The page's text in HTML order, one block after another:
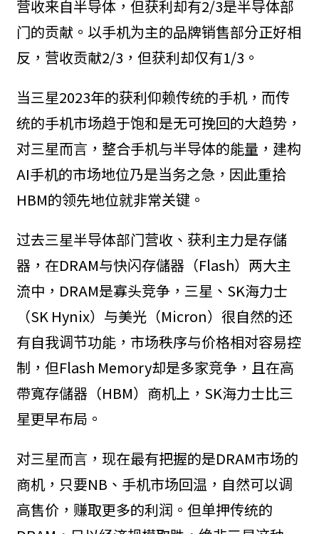
营收来自半导体，但获利却有2/3是半导体部
门的贡献。以手机为主的品牌销售部分正好相
反，营收贡献2/3，但获利却仅有1/3。
当三星2023年的获利仰赖传统的手机，而传
统的手机市场趋于饱和是无可挽回的大趋势，
对三星而言，整合手机与半导体的能量，建构
AI手机的市场地位乃是当务之急，因此重拾
HBM的领先地位就非常关键。
过去三星半导体部门营收、获利主力是存儲
器，在DRAM与快闪存儲器（Flash）两大主
流中，DRAM是寡头竞争，三星、SK海力士
（SK Hynix）与美光（Micron）很自然的还
有自我调节功能，市场秩序与价格相对容易控
制，但Flash Memory却是多家竞争，且在高
帶寬存儲器（HBM）商机上，SK海力士比三
星更早布局。
对三星而言，现在最有把握的是DRAM市场的
商机，只要NB、手机市场回温，自然可以调
高售价，赚取更多的利润。但单押传统的